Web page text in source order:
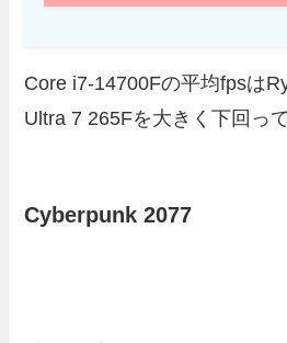
Core i7-14700Fの平均fpsは
Ultra 7 265Fを大きく下回っ
Cyberpunk 2077